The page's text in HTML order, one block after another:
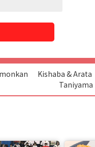
Kishaba & Arata
Taniyama